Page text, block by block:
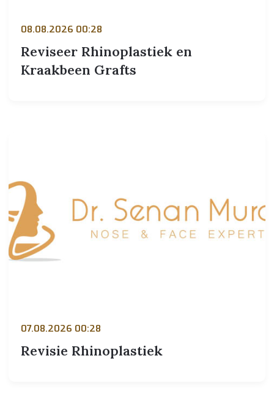
08.08.2026 00:28
Reviseer Rhinoplastiek en
Kraakbeen Grafts
07.08.2026 00:28
Revisie Rhinoplastiek